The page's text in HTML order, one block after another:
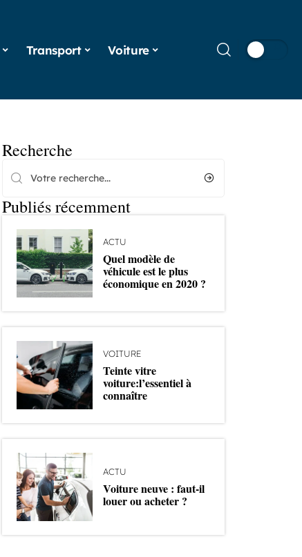
Transport Voiture
Recherche
Publiés récemment
ACTU
Quel modèle de
véhicule est le plus
économique en 2020 ?
VOITURE
Teinte vitre
voiture:l’essentiel à
connaître
ACTU
Voiture neuve : faut-il
louer ou acheter ?